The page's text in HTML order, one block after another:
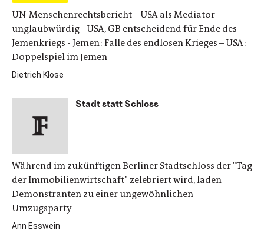
UN-Menschenrechtsbericht – USA als Mediator
unglaubwürdig - USA, GB entscheidend für Ende des
Jemenkriegs - Jemen: Falle des endlosen Krieges – USA:
Doppelspiel im Jemen
Dietrich Klose
Stadt statt Schloss
Während im zukünftigen Berliner Stadtschloss der "Tag
der Immobilienwirtschaft" zelebriert wird, laden
Demonstranten zu einer ungewöhnlichen
Umzugsparty
Ann Esswein